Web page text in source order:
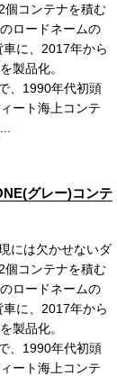
個コンテナを積む
ロードネームの
に、2017年から
製品化。
、1990年代初頭
ート海上コンテ
グレー)コンテ
には欠かせないダ
個コンテナを積む
ロードネームの
に、2017年から
製品化。
、1990年代初頭
ート海上コンテ